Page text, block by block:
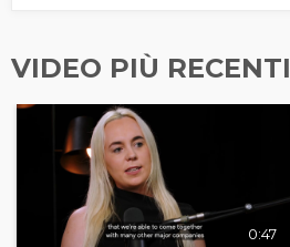
VIDEO PIÙ RECENTI
0:47